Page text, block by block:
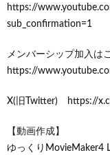
https://
sub_confirmation=1
メンバーシップ加入は
https://
X(旧Twitter) https://
【動画作成】
ゆっくりMovieMaker4